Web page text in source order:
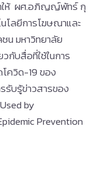
ำให้ ผศ.อภิญญ์พัทร์ กุ
โลยีการโฆษณาและ
น มหาวิทยาลัย
กับสื่อที่ใช้ในการ
ควิด-19 ของ
รรับรู้ข่าวสารของ
by
Prevention